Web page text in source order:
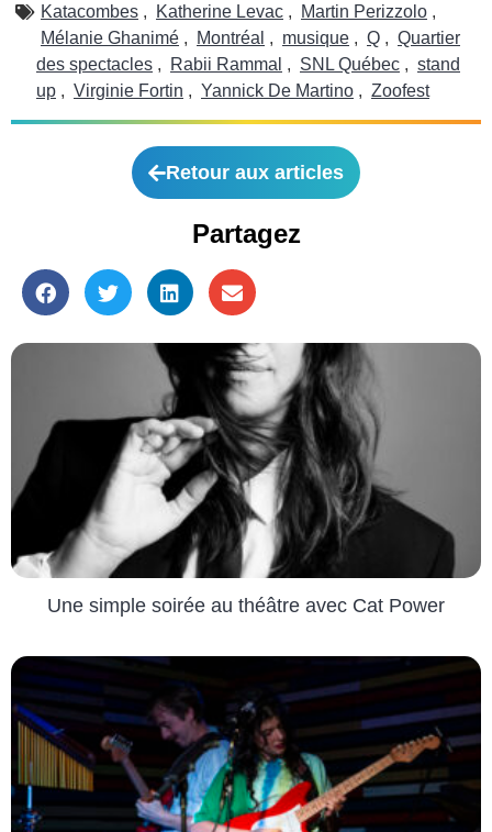
Katacombes , Katherine Levac , Martin Perizzolo ,
Mélanie Ghanimé , Montréal , musique , Q , Quartier
des spectacles , Rabii Rammal , SNL Québec , stand
up , Virginie Fortin , Yannick De Martino , Zoofest
Retour aux articles
Partagez
Une simple soirée au théâtre avec Cat Power